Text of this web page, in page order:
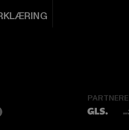
PARTNERE